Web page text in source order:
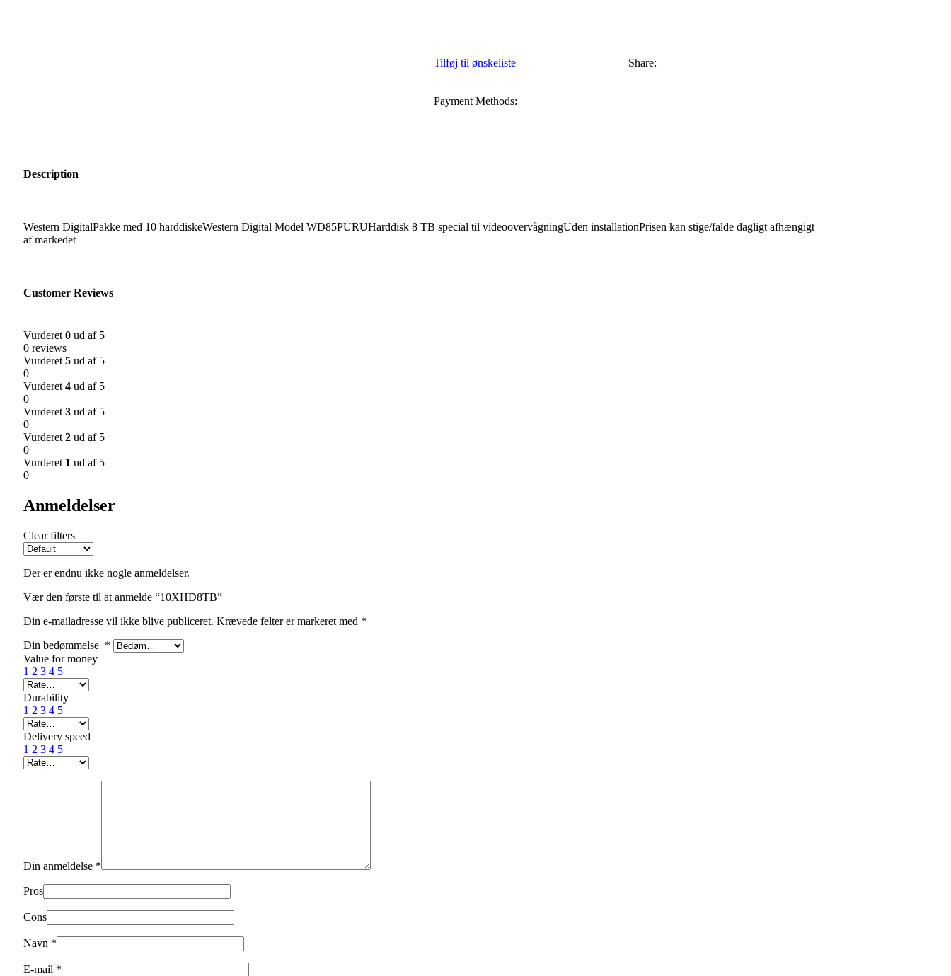
Tilføj til ønskeliste Share:
Payment Methods:
Description
Western DigitalPakke med 10 harddiskeWestern Digital Model WD85PURUHarddisk 8 TB special til videoovervågningUden installationPrisen kan stige/falde dagligt afhængigt
af markedet
Customer Reviews
Vurderet 0 ud af 5
0 reviews
Vurderet 5 ud af 5
0
Vurderet 4 ud af 5
0
Vurderet 3 ud af 5
0
Vurderet 2 ud af 5
0
Vurderet 1 ud af 5
0
Anmeldelser
Clear filters
Der er endnu ikke nogle anmeldelser.
Vær den første til at anmelde “10XHD8TB”
Din e-mailadresse vil ikke blive publiceret. Krævede felter er markeret med *
Din bedømmelse *
Value for money
1 2 3 4 5
Durability
1 2 3 4 5
Delivery speed
1 2 3 4 5
Din anmeldelse *
Pros
Cons
Navn *
E-mail *